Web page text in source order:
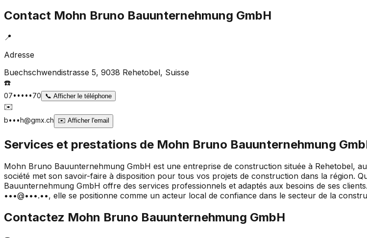
Contact Mohn Bruno Bauunternehmung GmbH
📍
Adresse
Buechschwendistrasse 5, 9038 Rehetobel, Suisse
☎️
07•••••70 📞 Afficher le téléphone
✉️
b•••h@gmx.ch ✉️ Afficher l'email
Services et prestations de Mohn Bruno Bauunternehmung
Mohn Bruno Bauunternehmung GmbH est une entreprise de construction située à Rehetobel,
société met son savoir-faire à disposition pour tous vos projets de construction dans la région.
Bauunternehmung GmbH offre des services professionnels et adaptés aux besoins de ses
•••@•••.••, elle se positionne comme un acteur local de confiance dans le secteur de la
Contactez Mohn Bruno Bauunternehmung GmbH